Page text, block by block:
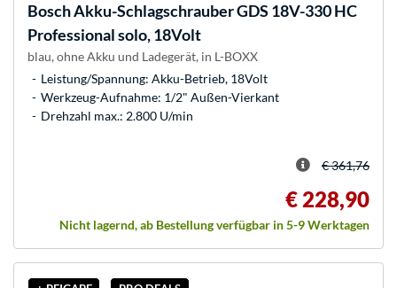
BoschAkku-Schlagschrauber GDS 18V-330 HC
Professional solo, 18Volt
blau, ohne Akku und Ladegerät, in L-BOXX
Leistung/Spannung: Akku-Betrieb, 18Volt
Werkzeug-Aufnahme: 1/2" Außen-Vierkant
Drehzahl max.: 2.800 U/min
€ 361,76
€ 228,90
Nicht lagernd, ab Bestellung verfügbar in 5-9 Werktagen